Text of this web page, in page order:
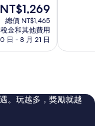
現
在
NT$1,269
總價 NT$1,465
金和其他費用
日 - 8 月 21 日
常
評
論
。玩越多，獎勵就越